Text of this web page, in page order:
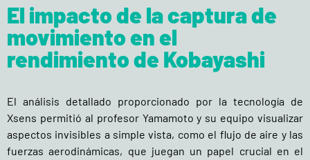
El impacto de la captura de
movimiento en el
rendimiento de Kobayashi
El análisis detallado proporcionado por la tecnología de
Xsens permitió al profesor Yamamoto y su equipo visualizar
aspectos invisibles a simple vista, como el flujo de aire y las
fuerzas aerodinámicas, que juegan un papel crucial en el